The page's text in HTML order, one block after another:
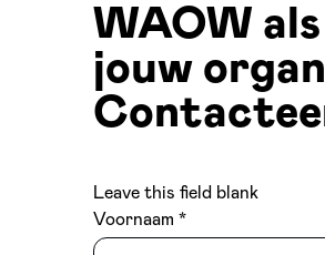
WAOW
jouw
Leave this field blank
Voornaam